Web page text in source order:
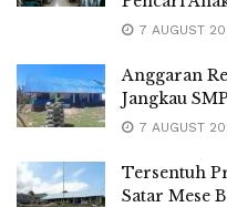
7 AUGUST
Anggaran
Jangkau
7 AUGUST
Tersentuh
Satar Mese